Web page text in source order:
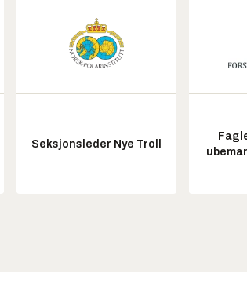
Seksjonsleder Nye Troll